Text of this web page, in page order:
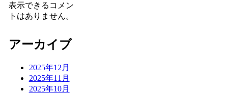
表示できるコメン
トはありません。
アーカイブ
2025年12月
2025年11月
2025年10月